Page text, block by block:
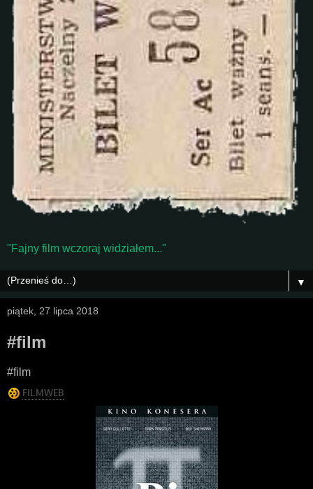
"Fajny film wczoraj widziałem..."
▼
piątek, 27 lipca 2018
#film
#film